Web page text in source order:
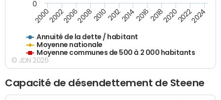
Annuité de la dette / habitant
Moyenne nationale
Moyenne communes de 500 à 2 000 habitants
200020022006200820102012201420162018202020222024
0
© JDN 2026
Capacité de désendettement de Steene